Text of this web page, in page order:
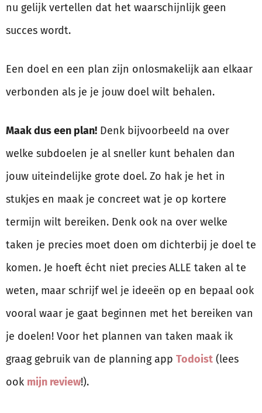
nu gelijk vertellen dat het waarschijnlijk geen
succes wordt.
Een doel en een plan zijn onlosmakelijk aan elkaar
verbonden als je je jouw doel wilt behalen.
Maak dus een plan! Denk bijvoorbeeld na over
welke subdoelen je al sneller kunt behalen dan
jouw uiteindelijke grote doel. Zo hak je het in
stukjes en maak je concreet wat je op kortere
termijn wilt bereiken. Denk ook na over welke
taken je precies moet doen om dichterbij je doel te
komen. Je hoeft écht niet precies ALLE taken al te
weten, maar schrijf wel je ideeën op en bepaal ook
vooral waar je gaat beginnen met het bereiken van
je doelen! Voor het plannen van taken maak ik
graag gebruik van de planning app Todoist (lees
ook mijn review!).